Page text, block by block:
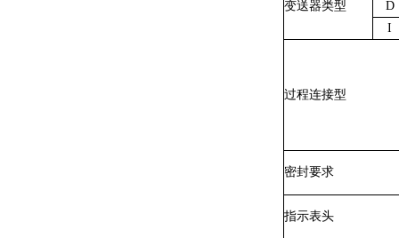
变送器类型
D
I
过程连接型
密封要求
指示表头